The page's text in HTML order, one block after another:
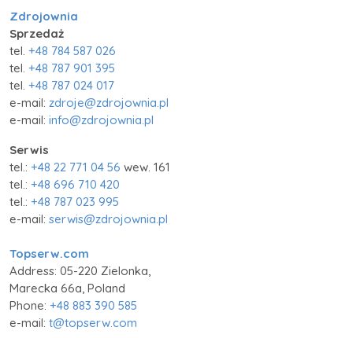
Zdrojownia
Sprzedaż
tel. +48 784 587 026
tel. +48 787 901 395
tel. +48 787 024 017
e-mail: zdroje@zdrojownia.pl
e-mail: info@zdrojownia.pl
Serwis
tel.: +48 22 771 04 56 wew. 161
tel.: +48 696 710 420
tel.: +48 787 023 995
e-mail: serwis@zdrojownia.pl
Topserw.com
Address: 05-220 Zielonka,
Marecka 66a, Poland
Phone: +48 883 390 585
e-mail: t@topserw.com